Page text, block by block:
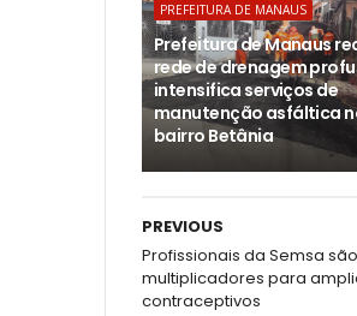
PREFEITURA DE MANAUS
Prefeitura de Manaus
rede de drenagem
intensifica serviços de
manutenção asfáltica
bairro Betânia
PREVIOUS
Profissionais da Semsa
multiplicadores para
contraceptivos